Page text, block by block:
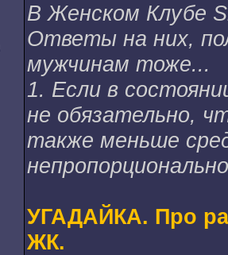
В Женском Клубе
Ответы на них,
мужчинам тоже...
1. Если в
не обязательно,
также меньше
УГАДАЙКА. Про
ЖК.